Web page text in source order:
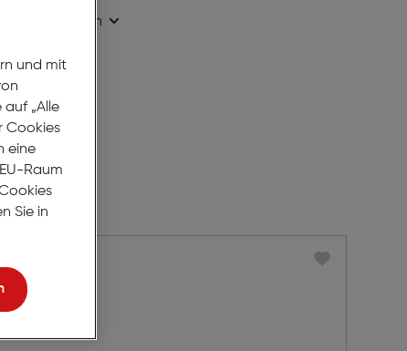
prüfen
und mit
„Alle
Cookies
eine
Raum
Sie in